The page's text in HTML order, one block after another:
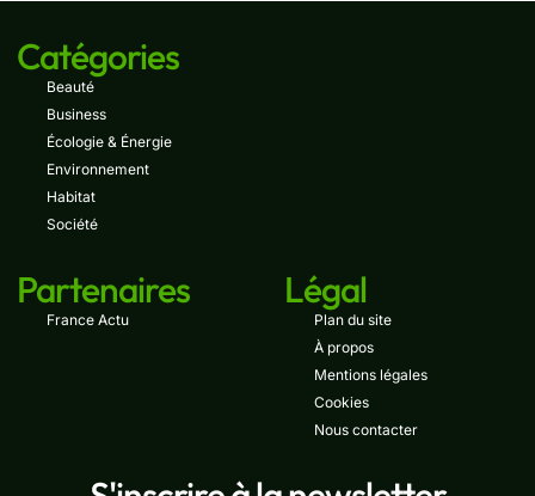
Catégories
Beauté
Business
Écologie & Énergie
Environnement
Habitat
Société
Partenaires
France Actu
Légal
Plan du site
À propos
Mentions légales
Cookies
Nous contacter